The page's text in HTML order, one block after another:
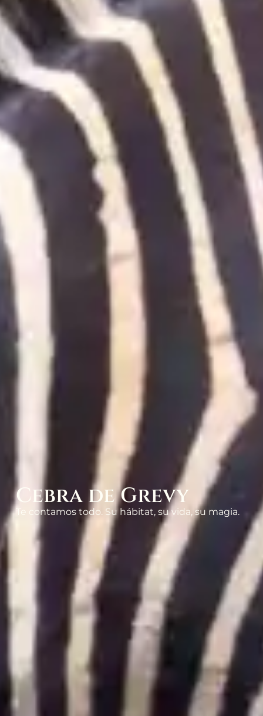
Cebra de Grevy
Te contamos todo. Su hábitat, su vida, su magia.